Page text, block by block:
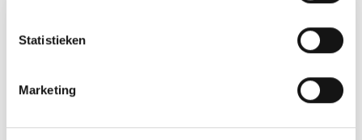
Statistieken
Marketing